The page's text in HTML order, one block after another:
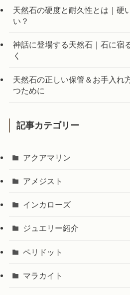
天然石の硬度と耐久性とは｜硬
い？
神話に登場する天然石｜石に宿
く
天然石の正しい保管＆お手入れ
つために
記事カテゴリー
アクアマリン
アメジスト
インカローズ
ジュエリー紹介
ペリドット
マラカイト